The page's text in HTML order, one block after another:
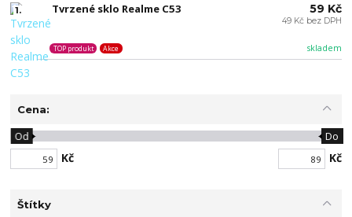
1. Tvrzené sklo Realme C53
skladem
TOP produkt Akce
59 Kč
49 Kč bez DPH
Cena:
Kč
Od Do
Kč
Štítky